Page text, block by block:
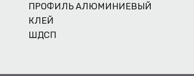
ПРОФИЛЬ АЛЮМИНИЕВЫЙ
КЛЕЙ
ШДСП